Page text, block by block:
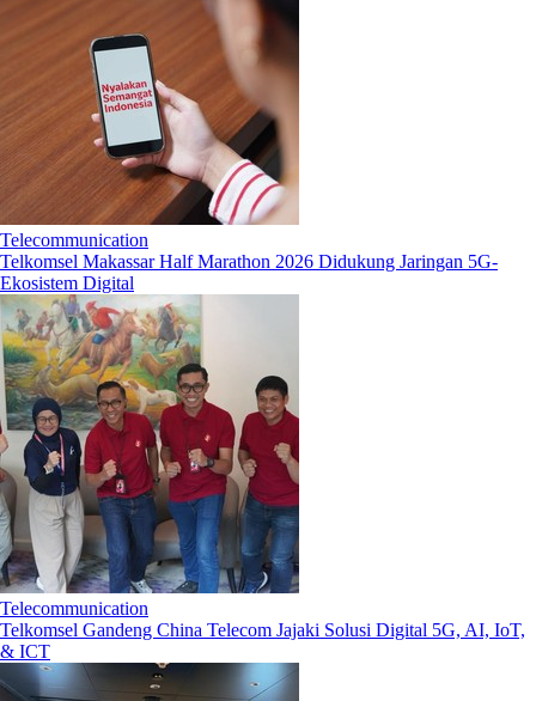
Telecommunication
Telkomsel Makassar Half Marathon 2026 Didukung Jaringan 5G-
Ekosistem Digital
Telecommunication
Telkomsel Gandeng China Telecom Jajaki Solusi Digital 5G, AI, IoT,
& ICT